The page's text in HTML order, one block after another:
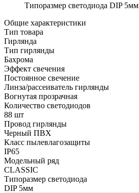
Типоразмер светодиода DIP 5мм
Общие характеристики
Тип товара
Гирлянда
Тип гирлянды
Бахрома
Эффект свечения
Постоянное свечение
Линза/рассеиватель гирлянды
Вогнутая прозрачная
Количество светодиодов
88 шт
Провод гирлянды
Черный ПВХ
Класс пылевлагозащиты
IP65
Модельный ряд
CLASSIC
Типоразмер светодиода
DIP 5мм